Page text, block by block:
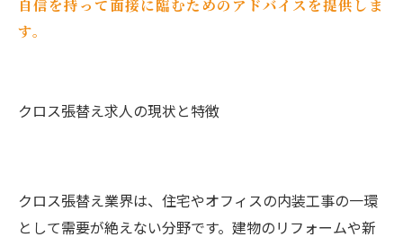
自信を持って面接に臨むためのアドバイスを提供しま
す。
クロス張替え求人の現状と特徴
クロス張替え業界は、住宅やオフィスの内装工事の一環
として需要が絶えない分野です。建物のリフォームや新